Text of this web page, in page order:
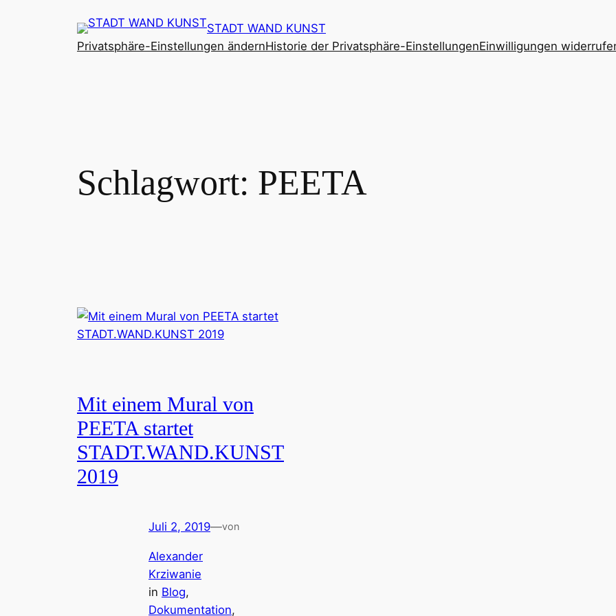
STADT WAND KUNST
Privatsphäre-Einstellungen ändernHistorie der Privatsphäre-EinstellungenEinwilligungen
Schlagwort: PEETA
Mit einem Mural von
PEETA startet
STADT.WAND.KUNST
2019
Juli 2, 2019—von
Alexander
Krziwanie
in Blog
Dokumentation